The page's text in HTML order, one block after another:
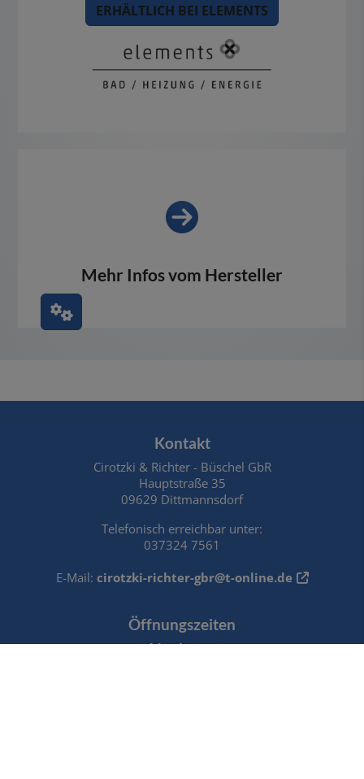
ERHÄLTLICH BEI ELEMENTS
Mehr Infos vom Hersteller
Footer - Kontaktdaten und Öffnungszeiten
Kontakt
Cirotzki & Richter - Büschel GbR
Hauptstraße 35
09629 Dittmannsdorf
Telefonisch erreichbar unter:
037324 7561
E-Mail: cirotzki-richter-gbr@t-online.de
Öffnungszeiten
Erreichbarkeitszeiten: